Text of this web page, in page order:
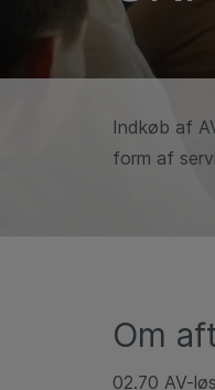
Indkøb af
form af
Om
02.70 AV-